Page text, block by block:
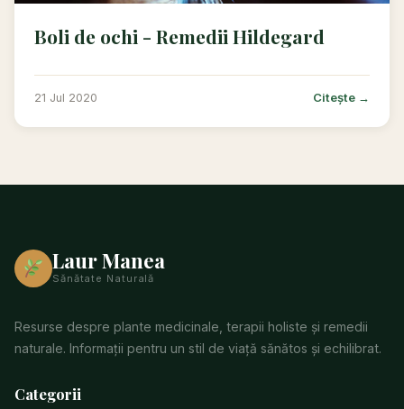
Boli de ochi - Remedii Hildegard
21 Jul 2020 Citește →
Laur Manea
Sănătate Naturală
Resurse despre plante medicinale, terapii holiste și remedii
naturale. Informații pentru un stil de viață sănătos și echilibrat.
Categorii